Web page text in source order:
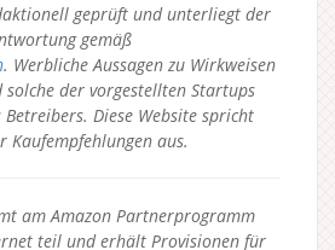
geprüft und unterliegt der
gemäß
. Werbliche Aussagen zu Wirkweisen
der vorgestellten Startups
Diese Website spricht
Kaufempfehlungen aus.
am Amazon Partnerprogramm
teil und erhält Provisionen für